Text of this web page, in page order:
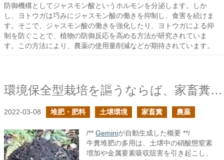
防御機構としてジャスモン酸というホルモンを分泌します。しか
し、ヨトウガは巧みにジャスモン酸の働きを抑制し、食害を続けま
す。そこで、ジャスモン酸の働きを強化したり、ヨトウガによる抑
制を防ぐことで、植物の防御反応を高める方法が研究されていま
す。この方法により、農薬の使用量削減などが期待されています。
環境保全型栽培を謳うならば、家畜糞による土作りを止めることから始めるべきだ
2022-03-08 堆肥・肥料 土壌環境 家畜糞 農薬
/** Geminiが自動生成した概要 **/
牛糞堆肥の多用は、土壌中の硝酸態窒素
増加や金属要素吸収阻害を引き起こし、